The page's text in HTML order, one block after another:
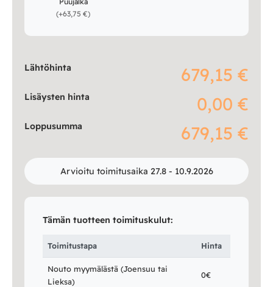
(+63,75 €)
Lähtöhinta 679,15 €
Lisäysten hinta 0,00 €
Loppusumma 679,15 €
Arvioitu toimitusaika 27.8 - 10.9.2026
Tämän tuotteen toimituskulut:
Toimitustapa Hinta
Nouto myymälästä (Joensuu tai
Lieksa)
0€